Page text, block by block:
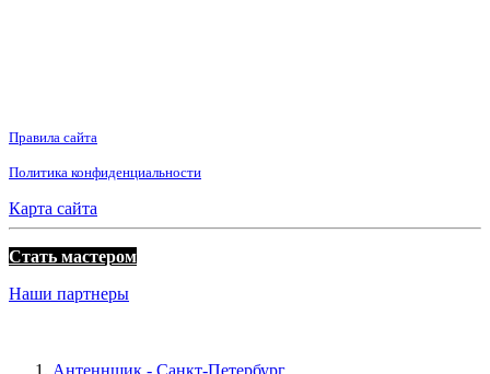
Правила сайта
Политика конфиденциальности
Карта сайта
Стать мастером
Наши партнеры
Антеннщик - Санкт-Петербург